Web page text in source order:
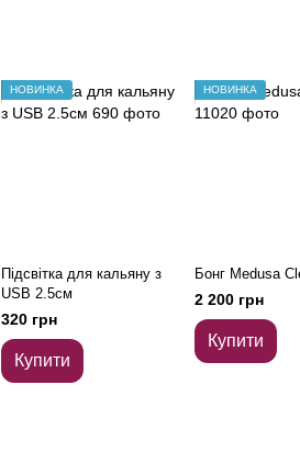
НОВИНКА
Підсвітка для кальяну з
USB 2.5см
320 грн
Купити
НОВИНКА
Бонг Medusa
2 200 грн
Купити